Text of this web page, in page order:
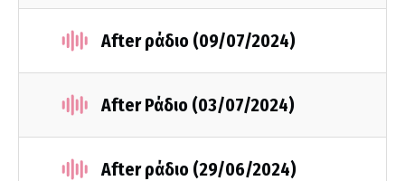
After ράδιο (09/07/2024)
After Ράδιο (03/07/2024)
After ράδιο (29/06/2024)